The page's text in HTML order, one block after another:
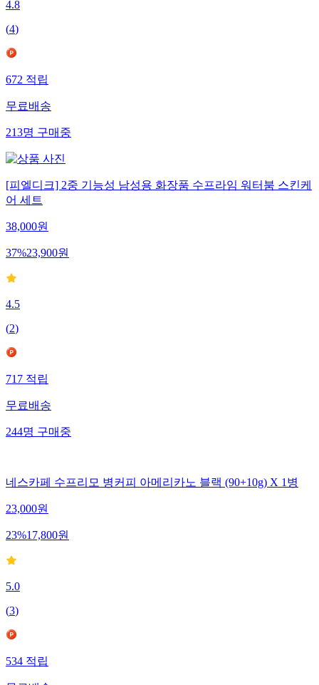
4.8
(4)
672적립
무료배송
213명구매중
[피엘디크] 2중 기능성 남성용 화장품 수프라임 워터붐 스킨케
어 세트
38,000원
37%23,900원
4.5
(2)
717적립
무료배송
244명구매중
네스카페 수프리모 병커피 아메리카노 블랙 (90+10g) X 1병
23,000원
23%17,800원
5.0
(3)
534적립